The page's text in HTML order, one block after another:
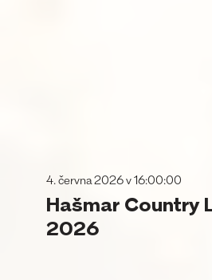
4. června 2026 v 16:00:00
Hašmar Country
2026